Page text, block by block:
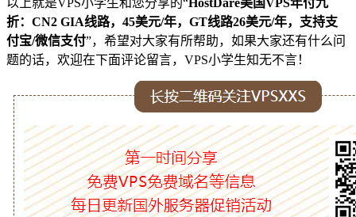
以上就是VPS小学生和您分享的“HostDare美国VPS年付九
折：CN2 GIA线路，45美元/年，GT线路26美元/年，支持支
付宝/微信支付”，希望对大家有所帮助，如果大家还有什么问
题的话，欢迎在下面评论留言，VPS小学生知无不言！